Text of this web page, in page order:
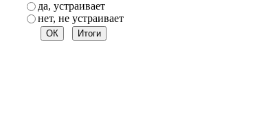
да, устраивает
нет, не устраивает